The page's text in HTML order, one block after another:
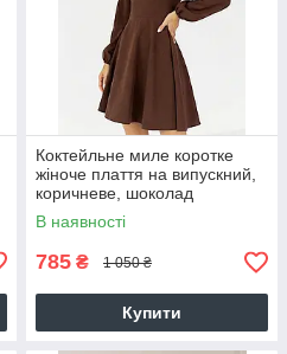
Коктейльне миле коротке
жіноче плаття на випускний,
коричневе, шоколад
В наявності
785 ₴ 1 050 ₴
Купити